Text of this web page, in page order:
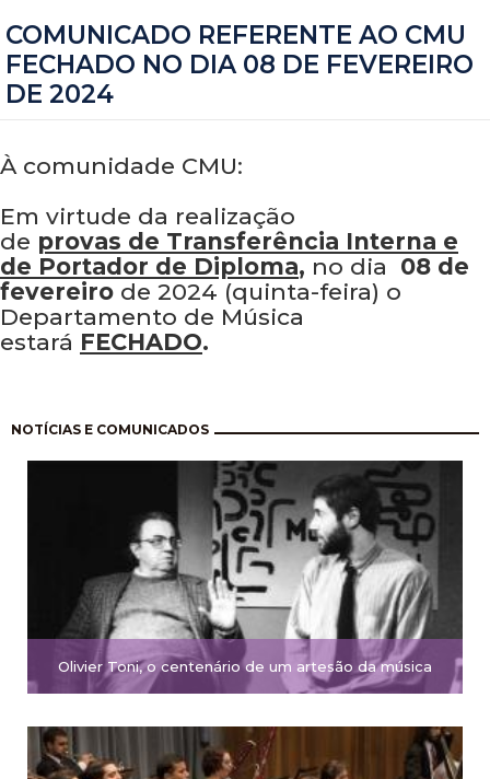
COMUNICADO REFERENTE AO CMU
FECHADO NO DIA 08 DE FEVEREIRO
DE 2024
À comunidade CMU:
Em virtude da realização
de provas de Transferência Interna e
de Portador de Diploma, no dia 08 de
fevereiro de 2024 (quinta-feira) o
Departamento de Música
estará FECHADO.
NOTÍCIAS E COMUNICADOS
Olivier Toni, o centenário de um artesão da música
Paginação